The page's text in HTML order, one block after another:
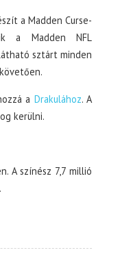
a Madden Curse-
a Madden NFL
sztárt minden
a Drakulához. A
kerülni.
A színész 7,7 millió